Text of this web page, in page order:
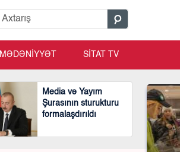
MƏDƏNİYYƏT SİTAT TV
Media və Yayım
Şurasının sturukturu
formalaşdırıldı